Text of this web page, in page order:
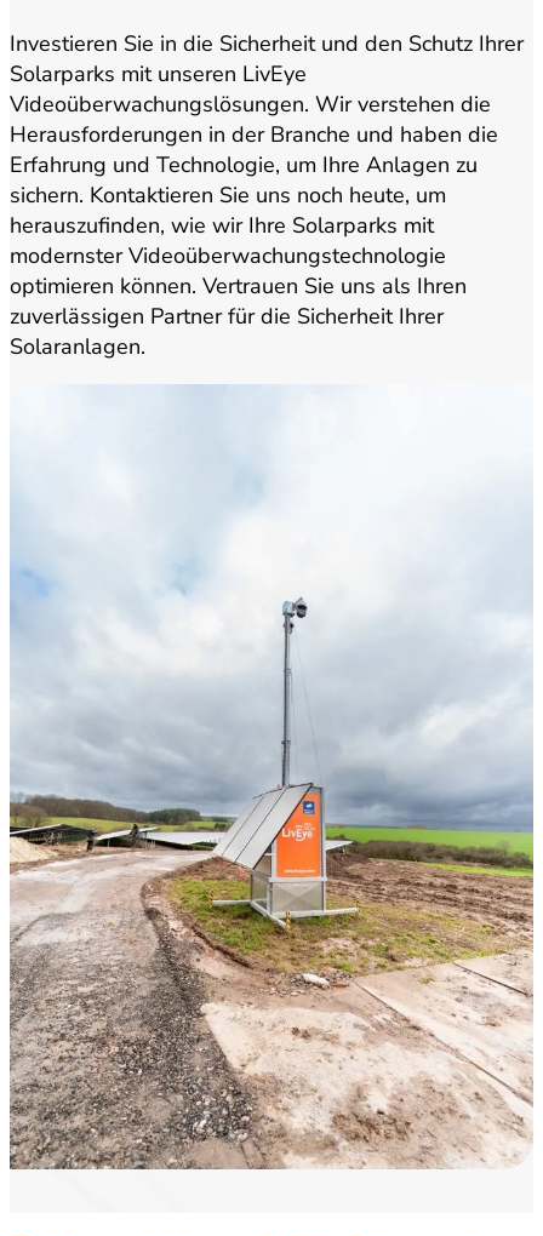
Investieren Sie in die Sicherheit und den Schutz Ihrer
Solarparks mit unseren LivEye
Videoüberwachungslösungen. Wir verstehen die
Herausforderungen in der Branche und haben die
Erfahrung und Technologie, um Ihre Anlagen zu
sichern. Kontaktieren Sie uns noch heute, um
herauszufinden, wie wir Ihre Solarparks mit
modernster Videoüberwachungstechnologie
optimieren können. Vertrauen Sie uns als Ihren
zuverlässigen Partner für die Sicherheit Ihrer
Solaranlagen.